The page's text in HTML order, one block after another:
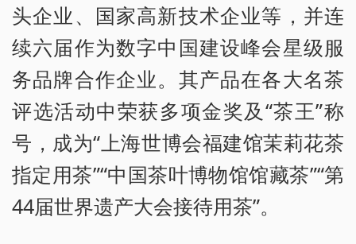
头企业、国家高新技术企业等，并连
续六届作为数字中国建设峰会星级服
务品牌合作企业。其产品在各大名茶
评选活动中荣获多项金奖及“茶王”称
号，成为“上海世博会福建馆茉莉花茶
指定用茶”“中国茶叶博物馆馆藏茶”“第
44届世界遗产大会接待用茶”。